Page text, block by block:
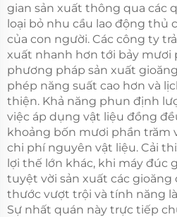
gian sản xuất thông qua các
loại bỏ nhu cầu lao động thủ
của con người. Các công ty
xuất nhanh hơn tới bảy mươi
phương pháp sản xuất
phép năng suất cao hơn và
thiện. Khả năng phun định
việc áp dụng vật liệu đồng
khoảng bốn mươi phần trăm
chi phí nguyên vật liệu. Cải
lợi thế lớn khác, khi máy đúc
tuyệt vời sản xuất các gioăng
thước vượt trội và tính năng
Sự nhất quán này trực tiếp